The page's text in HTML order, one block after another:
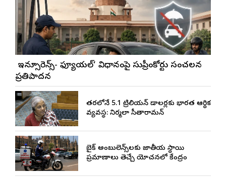
నో ఇన్సూరెన్స్-నో ఫ్యూయల్’ విధానంపై సుప్రీంకోర్టు సంచలన
ప్రతిపాదన
త్వరలోనే 5.1 ట్రిలియన్ డాలర్లకు భారత ఆర్థిక
వ్యవస్థ: నిర్మలా సీతారామన్
బైక్ అంబులెన్స్‌లకు జాతీయ స్థాయి
ప్రమాణాలు తెచ్చే యోచనలో కేంద్రం